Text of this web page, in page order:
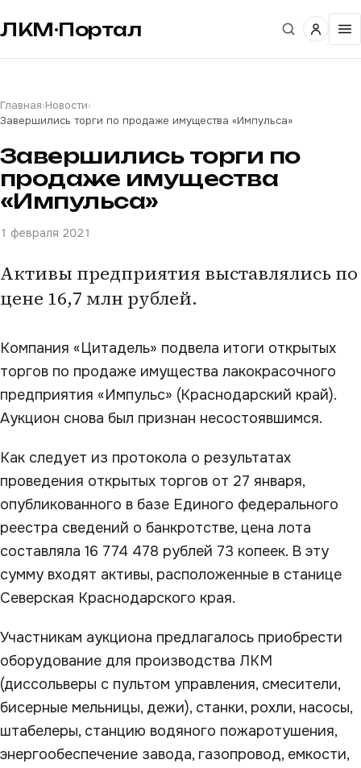
ЛКМ·Портал
Главная›Новости›
Завершились торги по продаже имущества «Импульса»
Завершились торги по
продаже имущества
«Импульса»
1 февраля 2021
Активы предприятия выставлялись по
цене 16,7 млн рублей.
Компания «Цитадель» подвела итоги открытых
торгов по продаже имущества лакокрасочного
предприятия «Импульс» (Краснодарский край).
Аукцион снова был признан несостоявшимся.
Как следует из протокола о результатах
проведения открытых торгов от 27 января,
опубликованного в базе Единого федерального
реестра сведений о банкротстве, цена лота
составляла 16 774 478 рублей 73 копеек. В эту
сумму входят активы, расположенные в станице
Северская Краснодарского края.
Участникам аукциона предлагалось приобрести
оборудование для производства ЛКМ
(диссольверы с пультом управления, смесители,
бисерные мельницы, дежи), станки, рохли, насосы,
штабелеры, станцию водяного пожаротушения,
энергообеспечение завода, газопровод, емкости,